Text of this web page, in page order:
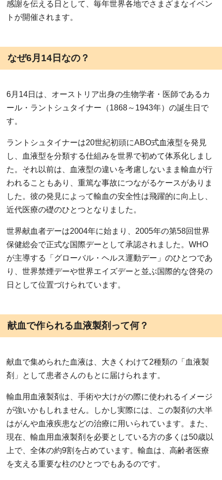
感謝を伝える日として、毎年世界各地でさまざまなイベン
トが開催されます。
なぜ6月14日なの？
6月14日は、オーストリア出身の生物学者・医師であるカ
ール・ラントシュタイナー（1868～1943年）の誕生日で
す。
ラントシュタイナーは20世紀初頭にABO式血液型を発見
し、血液型を分類する仕組みを世界で初めて体系化しまし
た。それ以前は、血液型の違いを考慮しないまま輸血が行
われることもあり、重篤な事故につながるケースがありま
した。彼の発見によって輸血の安全性は飛躍的に向上し、
近代医療の礎のひとつとなりました。
世界献血者デーは2004年に始まり、2005年の第58回世界
保健総会で正式な国際デーとして承認されました。WHO
が主導する「グローバル・ヘルス運動デー」のひとつであ
り、世界禁煙デーや世界エイズデーと並ぶ国際的な啓発の
日として位置づけられています。
献血で作られる血液製剤って何？
献血で集められた血液は、大きくわけて2種類の「血液製
剤」として患者さんのもとに届けられます。
輸血用血液製剤は、手術や大けがの際に使われるイメージ
が強いかもしれません。しかし実際には、この製剤の大半
はがんや血液疾患などの治療に用いられています。また、
現在、輸血用血液製剤を必要としている方の多くは50歳以
上で、全体の約9割を占めています。輸血は、高齢者医療
を支える重要な柱のひとつでもあるのです。